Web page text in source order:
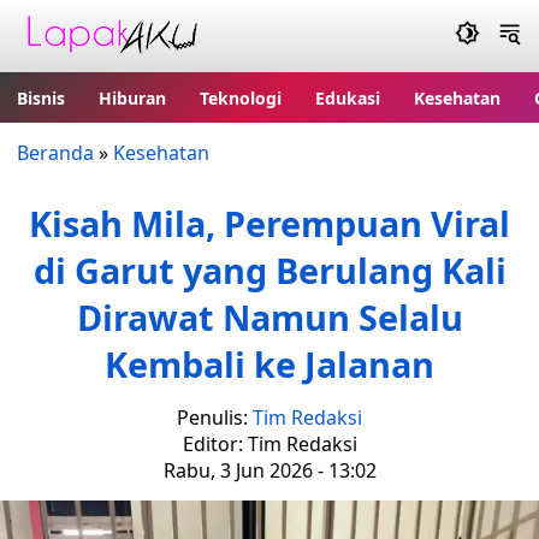
Bisnis Hiburan Teknologi Edukasi Kesehatan
Beranda » Kesehatan
Kisah Mila, Perempuan Viral
di Garut yang Berulang Kali
Dirawat Namun Selalu
Kembali ke Jalanan
Penulis: Tim Redaksi
Editor: Tim Redaksi
Rabu, 3 Jun 2026 - 13:02